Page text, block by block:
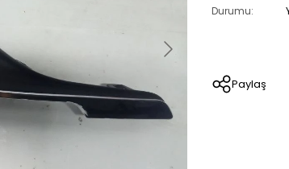
Durumu:
Paylaş